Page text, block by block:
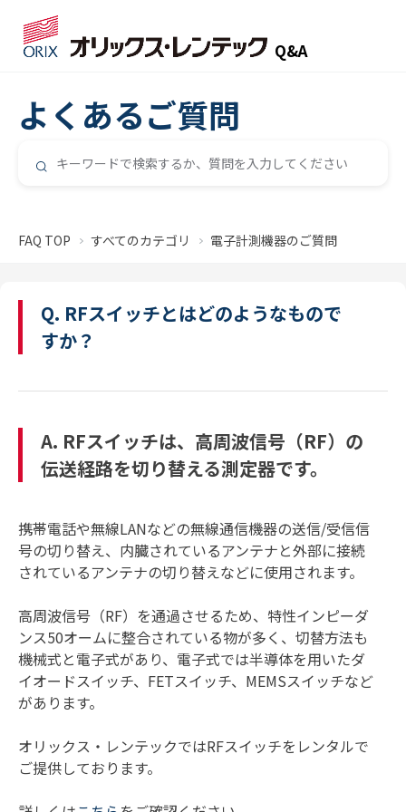
Q&A
よくあるご質問
FAQ TOP すべてのカテゴリ 電子計測機器のご質問
Q. RFスイッチとはどのようなもので
すか？
A. RFスイッチは、高周波信号（RF）の
伝送経路を切り替える測定器です。
携帯電話や無線LANなどの無線通信機器の送信/受信信
号の切り替え、内臓されているアンテナと外部に接続
されているアンテナの切り替えなどに使用されます。
高周波信号（RF）を通過させるため、特性インピーダ
ンス50オームに整合されている物が多く、切替方法も
機械式と電子式があり、電子式では半導体を用いたダ
イオードスイッチ、FETスイッチ、MEMSスイッチなど
があります。
オリックス・レンテックではRFスイッチをレンタルで
ご提供しております。